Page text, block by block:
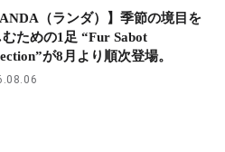
（ランダ）】季節の境目を
ための1足 “Fur Sabot
が8月より順次登場。